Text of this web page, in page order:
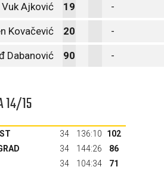
Vuk Ajković 19 -
Kovačević 20 -
Dabanović 90 -
14/15
34 136:10
102
34 144:26
86
34 104:34
71